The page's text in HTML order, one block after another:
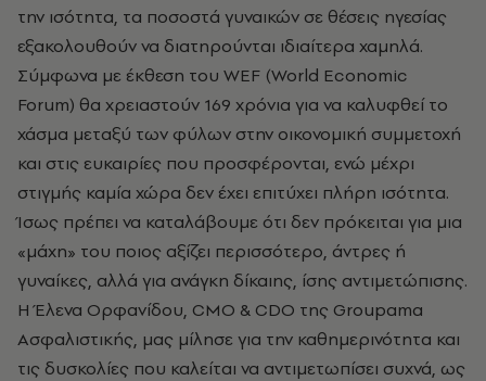
την ισότητα, τα ποσοστά γυναικών σε θέσεις ηγεσίας
εξακολουθούν να διατηρούνται ιδιαίτερα χαμηλά.
Σύμφωνα με έκθεση του WEF (World Economic
Forum) θα χρειαστούν 169 χρόνια για να καλυφθεί το
χάσμα μεταξύ των φύλων στην οικονομική συμμετοχή
και στις ευκαιρίες που προσφέρονται, ενώ μέχρι
στιγμής καμία χώρα δεν έχει επιτύχει πλήρη ισότητα.
Ίσως πρέπει να καταλάβουμε ότι δεν πρόκειται για μια
«μάχη» του ποιος αξίζει περισσότερο, άντρες ή
γυναίκες, αλλά για ανάγκη δίκαιης, ίσης αντιμετώπισης.
Η Έλενα Ορφανίδου, CMO & CDO της Groupama
Ασφαλιστικής, μας μίλησε για την καθημερινότητα και
τις δυσκολίες που καλείται να αντιμετωπίσει συχνά, ως